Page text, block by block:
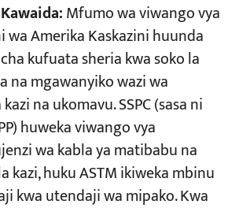
Mfumo wa viwango vya
wa Amerika Kaskazini huunda
kufuata sheria kwa soko la
na mgawanyiko wazi wa
na ukomavu. SSPC (sasa ni
huweka viwango vya
wa kabla ya matibabu na
kazi, huku ASTM ikiweka mbinu
kwa utendaji wa mipako. Kwa